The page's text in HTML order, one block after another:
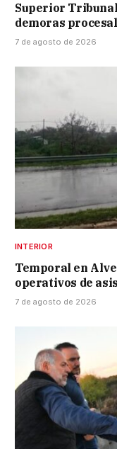
Superior
demoras
7 de agosto de 2026
INTERIOR
Temporal en
operativos de
7 de agosto de 2026